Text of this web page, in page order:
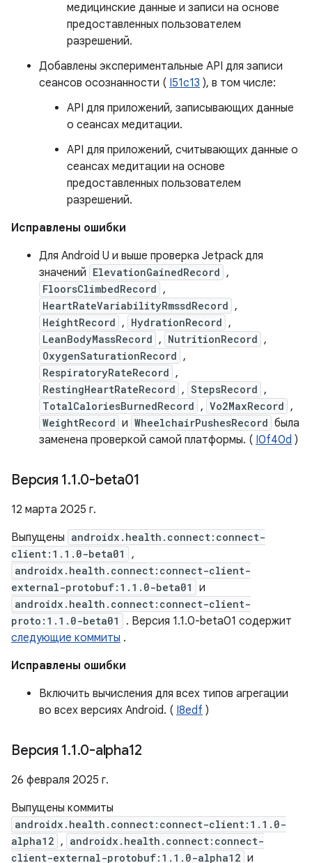
медицинские данные и записи на основе
предоставленных пользователем
разрешений.
Добавлены экспериментальные API для записи
сеансов осознанности ( I51c13 ), в том числе:
API для приложений, записывающих данные
о сеансах медитации.
API для приложений, считывающих данные о
сеансах медитации на основе
предоставленных пользователем
разрешений.
Исправлены ошибки
Для Android U и выше проверка Jetpack для
значений ElevationGainedRecord ,
FloorsClimbedRecord ,
HeartRateVariabilityRmssdRecord ,
HeightRecord , HydrationRecord ,
LeanBodyMassRecord , NutritionRecord ,
OxygenSaturationRecord ,
RespiratoryRateRecord ,
RestingHeartRateRecord , StepsRecord ,
TotalCaloriesBurnedRecord , Vo2MaxRecord ,
WeightRecord и WheelchairPushesRecord была
заменена проверкой самой платформы. ( I0f40d )
Версия 1.1.0-beta01
12 марта 2025 г.
Выпущены androidx.health.connect:connect-
client:1.1.0-beta01
,
androidx.health.connect:connect-client-
external-protobuf:1.1.0-beta01
и
androidx.health.connect:connect-client-
proto:1.1.0-beta01
. Версия 1.1.0-beta01 содержит
следующие коммиты .
Исправлены ошибки
Включить вычисления для всех типов агрегации
во всех версиях Android. ( I8edf )
Версия 1.1.0-alpha12
26 февраля 2025 г.
Выпущены коммиты
androidx.health.connect:connect-client:1.1.0-
alpha12 , androidx.health.connect:connect-
client-external-protobuf:1.1.0-alpha12 и